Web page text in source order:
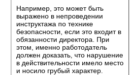
Например, это может быть
выражено в непроведении
инструктажа по технике
безопасности, если это входит в
обязанности директора. При
этом, именно работодатель
должен доказать, что нарушение
в действительности имело место
и носило грубый характер.